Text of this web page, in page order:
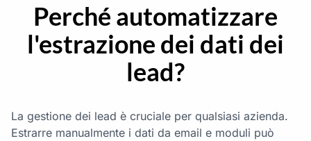
Perché automatizzare
l'estrazione dei dati dei
lead?
La gestione dei lead è cruciale per qualsiasi azienda.
Estrarre manualmente i dati da email e moduli può